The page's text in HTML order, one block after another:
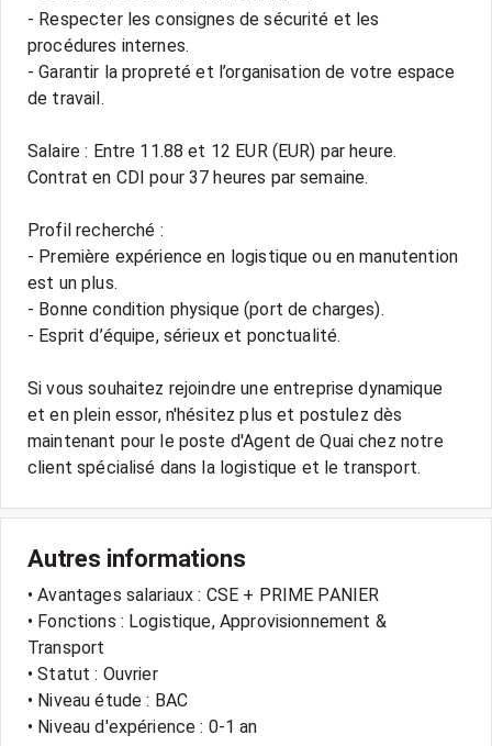
- Respecter les consignes de sécurité et les
procédures internes.
- Garantir la propreté et l’organisation de votre espace
de travail.
Salaire : Entre 11.88 et 12 EUR (EUR) par heure.
Contrat en CDI pour 37 heures par semaine.
Profil recherché :
- Première expérience en logistique ou en manutention
est un plus.
- Bonne condition physique (port de charges).
- Esprit d’équipe, sérieux et ponctualité.
Si vous souhaitez rejoindre une entreprise dynamique
et en plein essor, n'hésitez plus et postulez dès
maintenant pour le poste d'Agent de Quai chez notre
Autres informations
• Avantages salariaux : CSE + PRIME PANIER
• Fonctions : Logistique, Approvisionnement &
Transport
• Statut : Ouvrier
• Niveau étude : BAC
• Niveau d'expérience : 0-1 an